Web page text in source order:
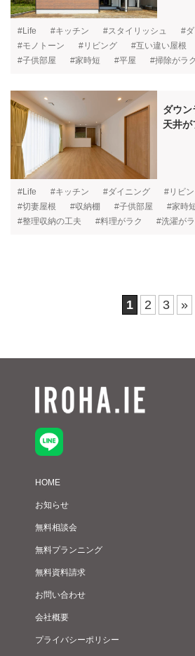
#Life #キッチン #スタイリッシュ #
#モノトーン
#リビング #互い違い屋根
#子供部屋
#家時短 #平屋 #掃除がラク
ダウン
天井が
#Life #キッチン #ダイニング #リビ
#切妻屋根
#収納棚 #子供部屋 #家時
#整理収納の工夫
#料理がラク #洗濯が
1 2 3 »
HOME
お知らせ
無料相談会
無料プランニング
無料資料請求
お問い合わせ
会社概要
プライバシーポリシー